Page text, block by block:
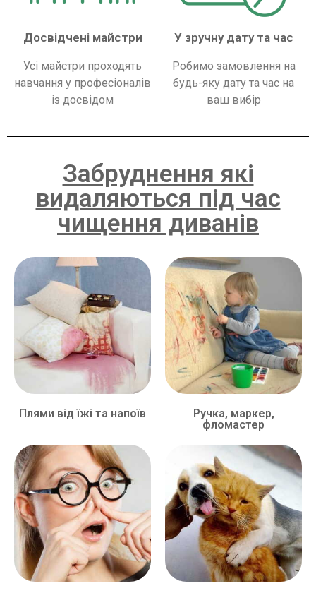
Досвідчені майстри
Усі майстри проходять
навчання у професіоналів
із досвідом
У зручну дату та час
Робимо замовлення на
будь-яку дату та час на
ваш вибір
Забруднення які
видаляються під час
чищення диванів
Плями від їжі та напоїв
Ручка, маркер,
фломастер